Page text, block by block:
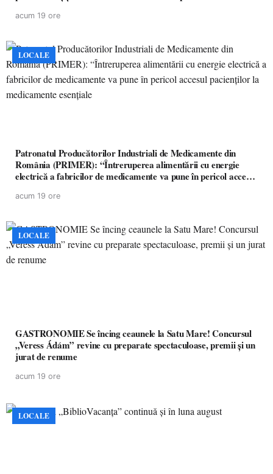
acum 19 ore
LOCALE
Patronatul Producătorilor Industriali de Medicamente din
România (PRIMER): “Întreruperea alimentării cu energie
electrică a fabricilor de medicamente va pune în pericol accesul
acum 19 ore
LOCALE
GASTRONOMIE Se încing ceaunele la Satu Mare! Concursul
„Veress Ádám” revine cu preparate spectaculoase, premii și un
jurat de renume
acum 19 ore
LOCALE